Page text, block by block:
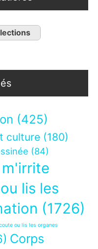
(425)
culture (180)
(84)
lis les
(1726)
ou lis les organes
Corps